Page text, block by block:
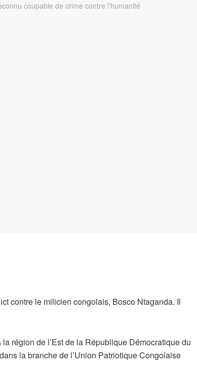
contre le milicien congolais, Bosco Ntaganda. Il
région de l’Est de la République Démocratique du
la branche de l’Union Patriotique Congolaise